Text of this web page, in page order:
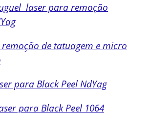
laser para remoção
de tatuagem e micro
para Black Peel NdYag
para Black Peel 1064